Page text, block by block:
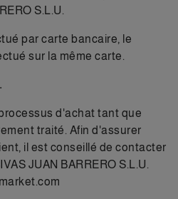
S.L.U.
par carte bancaire, le
sur la même carte.
d'achat tant que
traité. Afin d'assurer
il est conseillé de contacter
JUAN BARRERO S.L.U.